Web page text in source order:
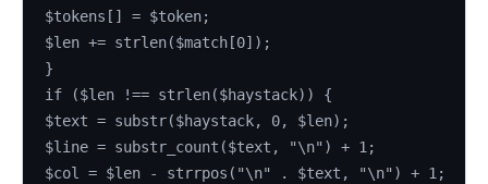
$tokens[] = $token;
$len += strlen($match[0]);
}
if ($len !== strlen($haystack)) {
$text = substr($haystack, 0, $len);
$line = substr_count($text, "\n") + 1;
$col = $len - strrpos("\n" . $text, "\n") + 1;